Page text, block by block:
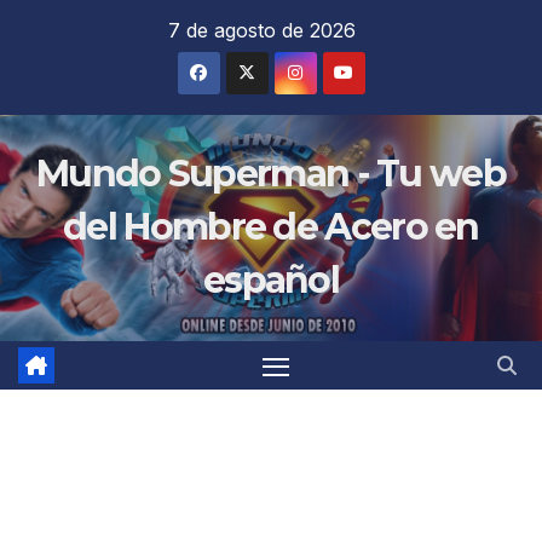
7 de agosto de 2026
Mundo Superman - Tu web
del Hombre de Acero en
español